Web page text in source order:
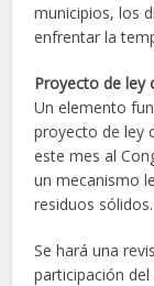
municipios, los
enfrentar la
Proyecto de ley
Un elemento
proyecto de ley
este mes al
un mecanismo
residuos sólidos.
Se hará una
participación